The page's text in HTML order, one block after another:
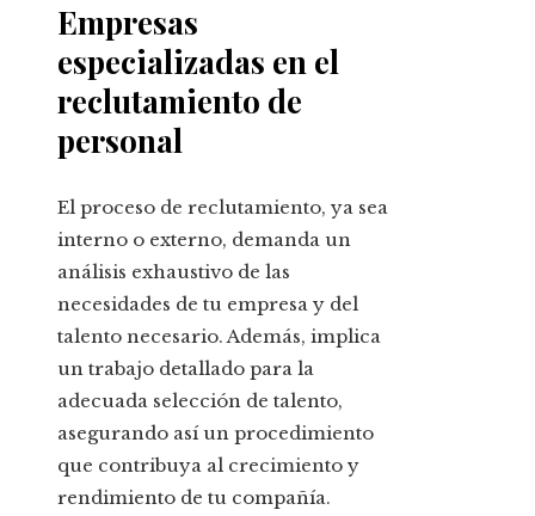
Empresas
especializadas en el
reclutamiento de
personal
El proceso de reclutamiento, ya sea
interno o externo, demanda un
análisis exhaustivo de las
necesidades de tu empresa y del
talento necesario. Además, implica
un trabajo detallado para la
adecuada selección de talento,
asegurando así un procedimiento
que contribuya al crecimiento y
rendimiento de tu compañía.